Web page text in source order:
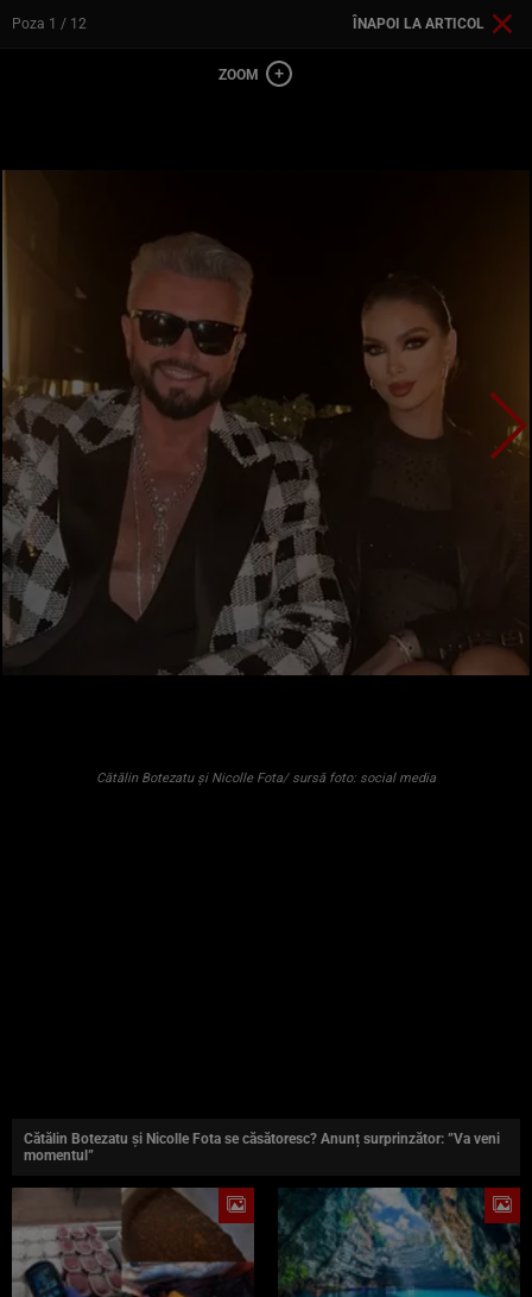
Poza 1 / 12 ÎNAPOI LA ARTICOL
Cătălin Botezatu și Nicolle Fota/ sursă foto: social media
Cătălin Botezatu și Nicolle Fota se căsătoresc? Anunț surprinzător: ”Va veni
momentul”